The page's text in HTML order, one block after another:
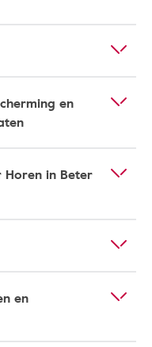
en
Horen in Beter
en